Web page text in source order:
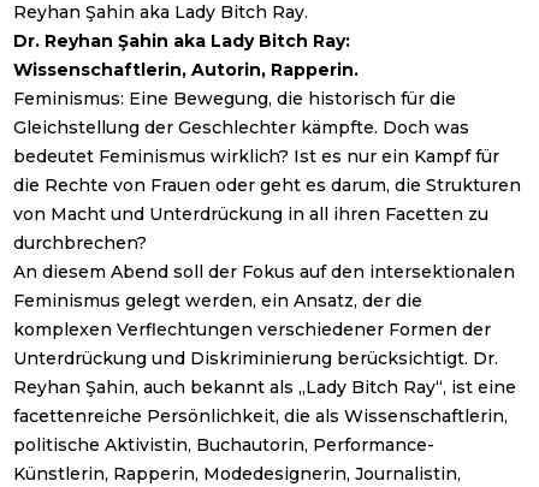
Reyhan Şahin aka Lady Bitch Ray.
Dr. Reyhan Şahin aka Lady Bitch Ray:
Wissenschaftlerin, Autorin, Rapperin.
Feminismus: Eine Bewegung, die historisch für die
Gleichstellung der Geschlechter kämpfte. Doch was
bedeutet Feminismus wirklich? Ist es nur ein Kampf für
die Rechte von Frauen oder geht es darum, die Strukturen
von Macht und Unterdrückung in all ihren Facetten zu
durchbrechen?
An diesem Abend soll der Fokus auf den intersektionalen
Feminismus gelegt werden, ein Ansatz, der die
komplexen Verflechtungen verschiedener Formen der
Unterdrückung und Diskriminierung berücksichtigt. Dr.
Reyhan Şahin, auch bekannt als „Lady Bitch Ray“, ist eine
facettenreiche Persönlichkeit, die als Wissenschaftlerin,
politische Aktivistin, Buchautorin, Performance-
Künstlerin, Rapperin, Modedesignerin, Journalistin,